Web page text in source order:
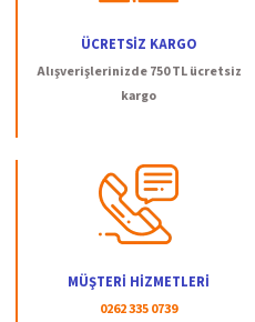
ÜCRETSİZ KARGO
Alışverişlerinizde 750 TL ücretsiz
kargo
MÜŞTERİ HİZMETLERİ
0262 335 0739